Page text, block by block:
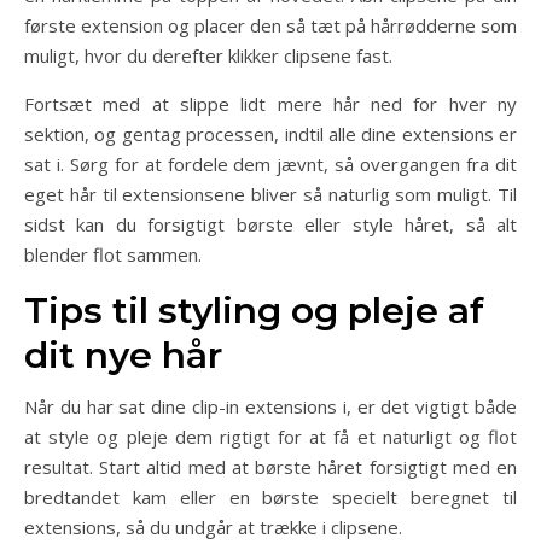
første extension og placer den så tæt på hårrødderne som
muligt, hvor du derefter klikker clipsene fast.
Fortsæt med at slippe lidt mere hår ned for hver ny
sektion, og gentag processen, indtil alle dine extensions er
sat i. Sørg for at fordele dem jævnt, så overgangen fra dit
eget hår til extensionsene bliver så naturlig som muligt. Til
sidst kan du forsigtigt børste eller style håret, så alt
blender flot sammen.
Tips til styling og pleje af
dit nye hår
Når du har sat dine clip-in extensions i, er det vigtigt både
at style og pleje dem rigtigt for at få et naturligt og flot
resultat. Start altid med at børste håret forsigtigt med en
bredtandet kam eller en børste specielt beregnet til
extensions, så du undgår at trække i clipsene.